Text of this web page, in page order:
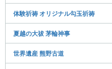
体験祈祷 オリジナル勾玉祈祷
夏越の大祓 茅輪神事
世界遺産 熊野古道